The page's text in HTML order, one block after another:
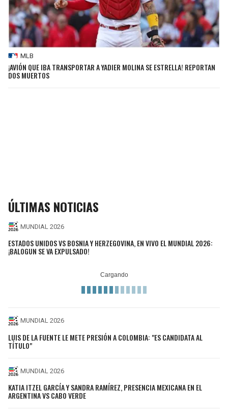
MLB
¡AVIÓN QUE IBA TRANSPORTAR A YADIER MOLINA SE ESTRELLA! REPORTAN
DOS MUERTOS
ÚLTIMAS NOTICIAS
MUNDIAL 2026
ESTADOS UNIDOS VS BOSNIA Y HERZEGOVINA, EN VIVO EL MUNDIAL 2026:
¡BALOGUN SE VA EXPULSADO!
MUNDIAL 2026
LUIS DE LA FUENTE LE METE PRESIÓN A COLOMBIA: "ES CANDIDATA AL
TÍTULO"
MUNDIAL 2026
KATIA ITZEL GARCÍA Y SANDRA RAMÍREZ, PRESENCIA MEXICANA EN EL
ARGENTINA VS CABO VERDE